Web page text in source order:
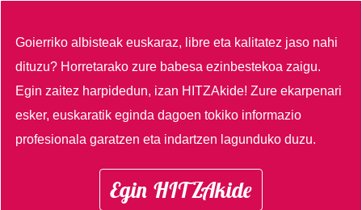
Goierriko albisteak euskaraz, libre eta kalitatez jaso nahi
dituzu? Horretarako zure babesa ezinbestekoa zaigu.
Egin zaitez harpidedun, izan HITZAkide!Zure ekarpenari
esker, euskaratik eginda dagoen tokiko informazio
profesionala garatzen eta indartzen lagunduko duzu.
Egin HITZAkide